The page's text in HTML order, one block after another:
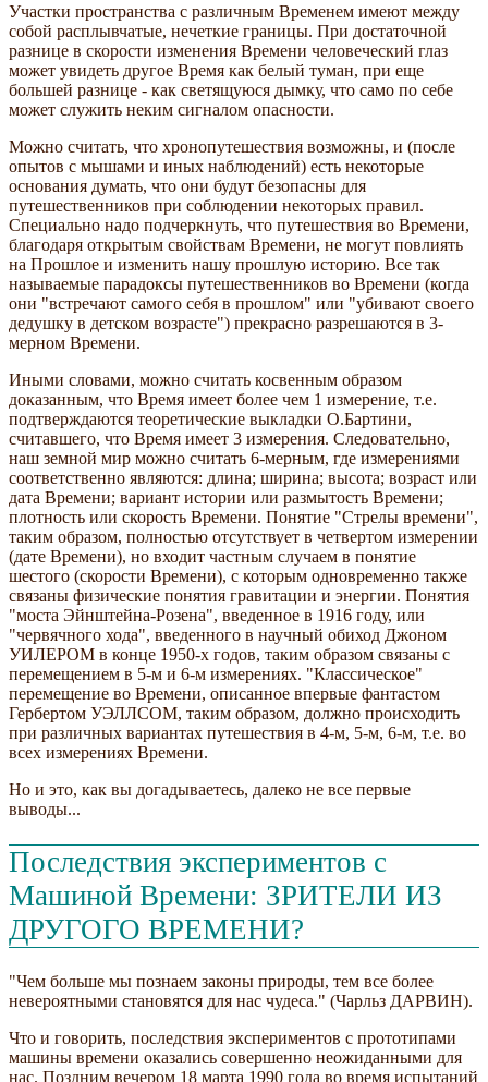
Участки пространства с различным Временем имеют между
собой расплывчатые, нечеткие границы. При достаточной
разнице в скорости изменения Времени человеческий глаз
может увидеть другое Время как белый туман, при еще
большей разнице - как светящуюся дымку, что само по себе
может служить неким сигналом опасности.
Можно считать, что хронопутешествия возможны, и (после
опытов с мышами и иных наблюдений) есть некоторые
основания думать, что они будут безопасны для
путешественников при соблюдении некоторых правил.
Специально надо подчеркнуть, что путешествия во Времени,
благодаря открытым свойствам Времени, не могут повлиять
на Прошлое и изменить нашу прошлую историю. Все так
называемые парадоксы путешественников во Времени (когда
они "встречают самого себя в прошлом" или "убивают своего
дедушку в детском возрасте") прекрасно разрешаются в 3-
мерном Времени.
Иными словами, можно считать косвенным образом
доказанным, что Время имеет более чем 1 измерение, т.е.
подтверждаются теоретические выкладки О.Бартини,
считавшего, что Время имеет 3 измерения. Следовательно,
наш земной мир можно считать 6-мерным, где измерениями
соответственно являются: длина; ширина; высота; возраст или
дата Времени; вариант истории или размытость Времени;
плотность или скорость Времени. Понятие "Стрелы времени",
таким образом, полностью отсутствует в четвертом измерении
(дате Времени), но входит частным случаем в понятие
шестого (скорости Времени), с которым одновременно также
связаны физические понятия гравитации и энергии. Понятия
"моста Эйнштейна-Розена", введенное в 1916 году, или
"червячного хода", введенного в научный обиход Джоном
УИЛЕРОМ в конце 1950-х годов, таким образом связаны с
перемещением в 5-м и 6-м измерениях. "Классическое"
перемещение во Времени, описанное впервые фантастом
Гербертом УЭЛЛСОМ, таким образом, должно происходить
при различных вариантах путешествия в 4-м, 5-м, 6-м, т.е. во
всех измерениях Времени.
Но и это, как вы догадываетесь, далеко не все первые
выводы...
Последствия экспериментов с
Машиной Времени: ЗРИТЕЛИ ИЗ
ДРУГОГО ВРЕМЕНИ?
"Чем больше мы познаем законы природы, тем все более
невероятными становятся для нас чудеса." (Чарльз ДАРВИН).
Что и говорить, последствия экспериментов с прототипами
машины времени оказались совершенно неожиданными для
нас. Поздним вечером 18 марта 1990 года во время испытаний